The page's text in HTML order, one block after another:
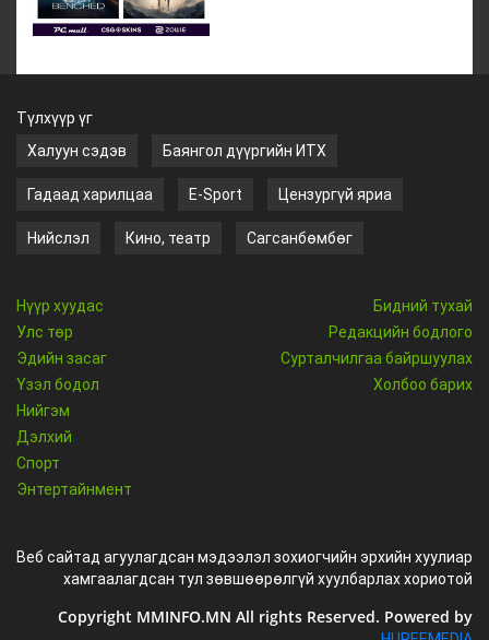
Түлхүүр үг
Халуун сэдэв
Баянгол дүүргийн ИТХ
Гадаад харилцаа E-Sport Цензургүй яриа
Нийслэл Кино, театр Сагсанбөмбөг
Нүүр хуудас
Улс төр
Эдийн засаг
Үзэл бодол
Нийгэм
Дэлхий
Спорт
Энтертайнмент
Бидний тухай
Редакцийн бодлого
Сурталчилгаа байршуулах
Холбоо барих
Веб сайтад агуулагдсан мэдээлэл зохиогчийн эрхийн хуулиар
хамгаалагдсан тул зөвшөөрөлгүй хуулбарлах хориотой
Copyright MMINFO.MN All rights Reserved. Powered by